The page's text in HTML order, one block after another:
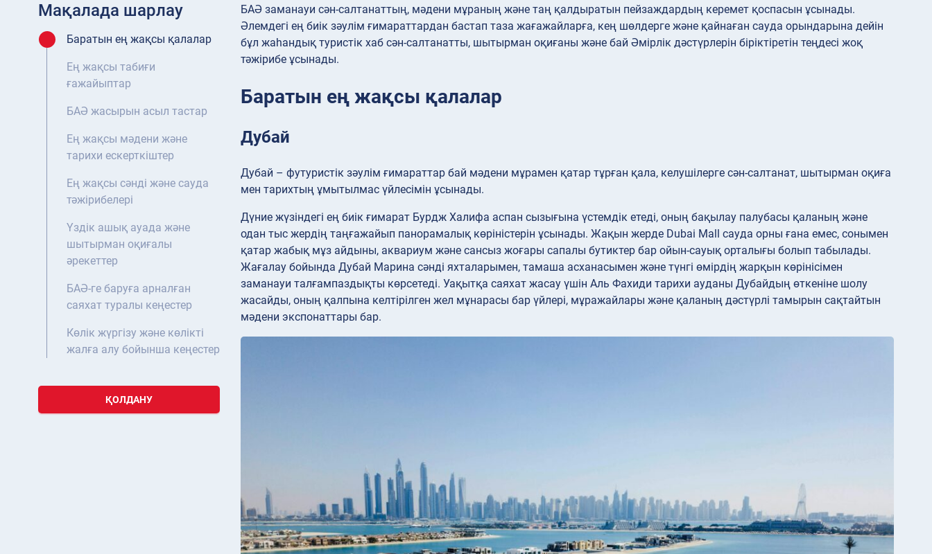
Мақалада шарлау
Баратын ең жақсы қалалар
Ең жақсы табиғи
ғажайыптар
БАӘ жасырын асыл тастар
Ең жақсы мәдени және
тарихи ескерткіштер
Ең жақсы сәнді және сауда
тәжірибелері
Үздік ашық ауада және
шытырман оқиғалы
әрекеттер
БАӘ-ге баруға арналған
саяхат туралы кеңестер
Көлік жүргізу және көлікті
жалға алу бойынша кеңестер
ҚОЛДАНУ
БАӘ заманауи сән-салтанаттың, мәдени мұраның және таң қалдыратын пейзаждардың керемет қоспасын ұсынады.
Әлемдегі ең биік зәулім ғимараттардан бастап таза жағажайларға, кең шөлдерге және қайнаған сауда орындарына дейін
бұл жаһандық туристік хаб сән-салтанатты, шытырман оқиғаны және бай Әмірлік дәстүрлерін біріктіретін теңдесі жоқ
тәжірибе ұсынады.
Баратын ең жақсы қалалар
Дубай
Дубай – футуристік зәулім ғимараттар бай мәдени мұрамен қатар тұрған қала, келушілерге сән-салтанат, шытырман оқиға
мен тарихтың ұмытылмас үйлесімін ұсынады.
Дүние жүзіндегі ең биік ғимарат Бурдж Халифа аспан сызығына үстемдік етеді, оның бақылау палубасы қаланың және
одан тыс жердің таңғажайып панорамалық көріністерін ұсынады. Жақын жерде Dubai Mall сауда орны ғана емес, сонымен
қатар жабық мұз айдыны, аквариум және сансыз жоғары сапалы бутиктер бар ойын-сауық орталығы болып табылады.
Жағалау бойында Дубай Марина сәнді яхталарымен, тамаша асханасымен және түнгі өмірдің жарқын көрінісімен
заманауи талғампаздықты көрсетеді. Уақытқа саяхат жасау үшін Аль Фахиди тарихи ауданы Дубайдың өткеніне шолу
жасайды, оның қалпына келтірілген жел мұнарасы бар үйлері, мұражайлары және қаланың дәстүрлі тамырын сақтайтын
мәдени экспонаттары бар.